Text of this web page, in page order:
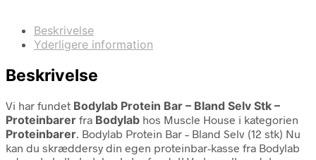
Beskrivelse
Yderligere information
Beskrivelse
Vi har fundet Bodylab Protein Bar – Bland Selv Stk –
Proteinbarer fra Bodylab hos Muscle House i kategorien
Proteinbarer. Bodylab Protein Bar – Bland Selv (12 stk) Nu
kan du skræddersy din egen proteinbar-kasse fra Bodylab